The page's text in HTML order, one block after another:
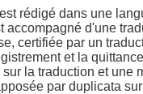
rédigé dans une
accompagné d'une
certifiée par un
et la
la traduction et une
par duplicata